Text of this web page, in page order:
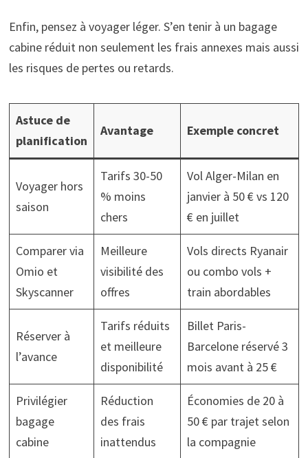
Enfin, pensez à voyager léger. S’en tenir à un bagage
cabine réduit non seulement les frais annexes mais aussi
les risques de pertes ou retards.
Astuce de
planification
Avantage Exemple concret
Voyager hors
saison
Tarifs 30-50
% moins
chers
Vol Alger-Milan en
janvier à 50 € vs 120
€ en juillet
Comparer via
Omio et
Skyscanner
Meilleure
visibilité des
offres
Vols directs Ryanair
ou combo vols +
train abordables
Réserver à
l’avance
Tarifs réduits
et meilleure
disponibilité
Billet Paris-
Barcelone réservé 3
mois avant à 25 €
Privilégier
bagage
cabine
Réduction
des frais
inattendus
Économies de 20 à
50 € par trajet selon
la compagnie